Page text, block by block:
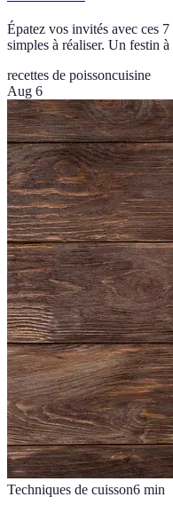
Épatez vos invités avec ces
simples à réaliser. Un festin
recettes de poissoncuisine
Aug 6
Techniques de cuisson6 min